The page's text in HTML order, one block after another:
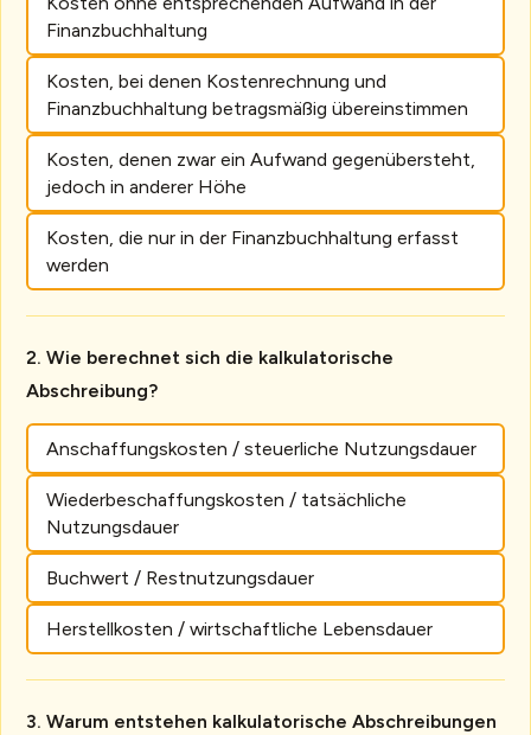
Finanzbuchhaltung
Kosten, bei denen Kostenrechnung und
Finanzbuchhaltung betragsmäßig übereinstimmen
Kosten, denen zwar ein Aufwand gegenübersteht,
jedoch in anderer Höhe
Kosten, die nur in der Finanzbuchhaltung erfasst
werden
Wie berechnet sich die kalkulatorische
Abschreibung?
Anschaffungskosten / steuerliche Nutzungsdauer
Wiederbeschaffungskosten / tatsächliche
Nutzungsdauer
Buchwert / Restnutzungsdauer
Herstellkosten / wirtschaftliche Lebensdauer
Warum entstehen kalkulatorische Abschreibungen